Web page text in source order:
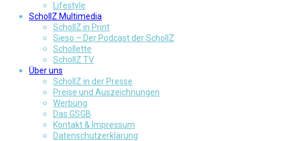
Lifestyle
SchollZ Multimedia
SchollZ in Print
Sieso – Der Podcast der SchollZ
Schollette
SchollZ TV
Über uns
SchollZ in der Presse
Preise und Auszeichnungen
Werbung
Das GSGB
Kontakt & Impressum
Datenschutzerklärung